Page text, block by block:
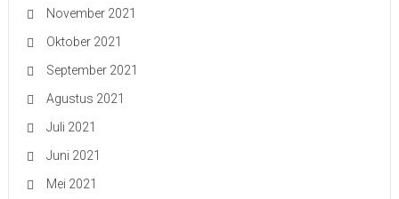
November 2021
Oktober 2021
September 2021
Agustus 2021
Juli 2021
Juni 2021
Mei 2021